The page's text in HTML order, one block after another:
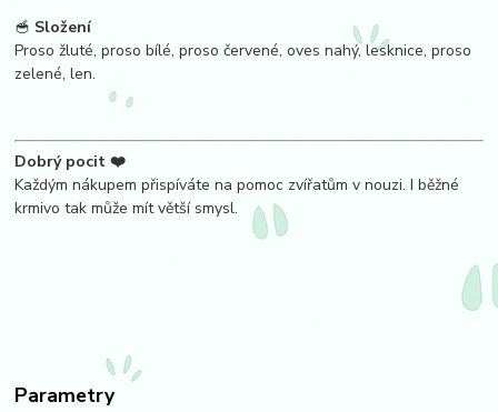
🥣 Složení
Proso žluté, proso bílé, proso červené, oves nahý, lesknice, proso
zelené, len.
Dobrý pocit ❤️
Každým nákupem přispíváte na pomoc zvířatům v nouzi. I běžné
krmivo tak může mít větší smysl.
Parametry